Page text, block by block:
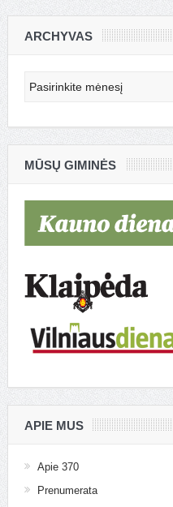
ARCHYVAS
MŪSŲ GIMINĖS
APIE MUS
Apie 370
Prenumerata